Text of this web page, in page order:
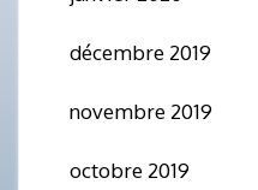
décembre 2019
novembre 2019
octobre 2019